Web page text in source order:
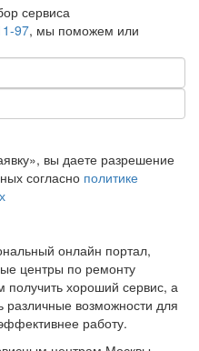
сервиса
97, мы поможем или
вы даете разрешение
согласно политике
онлайн портал,
центры по ремонту
получить хороший сервис, а
различные возможности для
работу.